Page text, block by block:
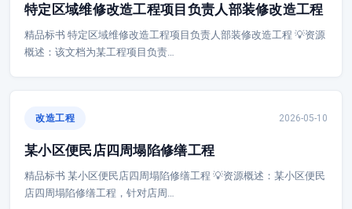
特定区域维修改造工程项目负责人部装修改造工程
精品标书 特定区域维修改造工程项目负责人部装修改造工程 💡资源
概述：该文档为某工程项目负责…
改造工程 2026-05-10
某小区便民店四周塌陷修缮工程
精品标书 某小区便民店四周塌陷修缮工程 💡资源概述：某小区便民
店四周塌陷修缮工程，针对店周…